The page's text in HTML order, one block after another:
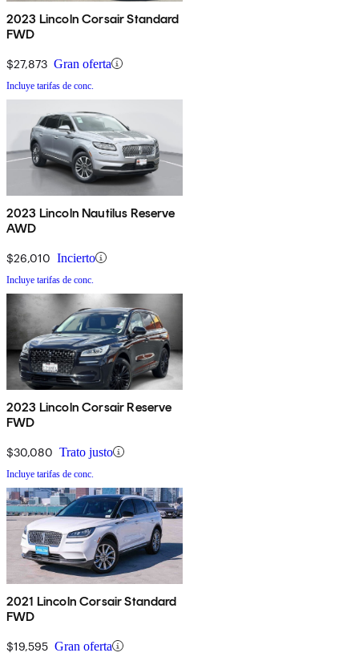
2023 Lincoln Corsair Standard
FWD
$27,873 Gran oferta
Incluye tarifas de conc.
2023 Lincoln Nautilus Reserve
AWD
$26,010 Incierto
Incluye tarifas de conc.
2023 Lincoln Corsair Reserve
FWD
$30,080 Trato justo
Incluye tarifas de conc.
2021 Lincoln Corsair Standard
FWD
$19,595 Gran oferta